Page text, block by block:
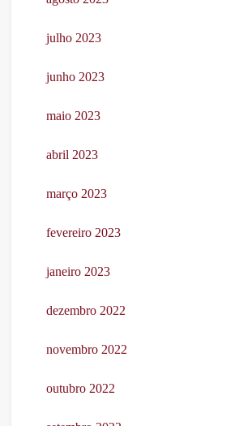
julho 2023
junho 2023
maio 2023
abril 2023
março 2023
fevereiro 2023
janeiro 2023
dezembro 2022
novembro 2022
outubro 2022